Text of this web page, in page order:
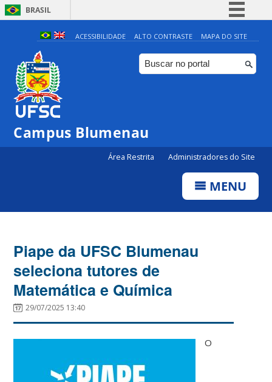
BRASIL
Simplifique!
Comunica BR
Participe
ACESSIBILIDADE ALTO CONTRASTE MAPA DO SITE
Campus Blumenau
Área Restrita Administradores do Site
MENU
Piape da UFSC Blumenau
seleciona tutores de
Matemática e Química
29/07/2025 13:40
O